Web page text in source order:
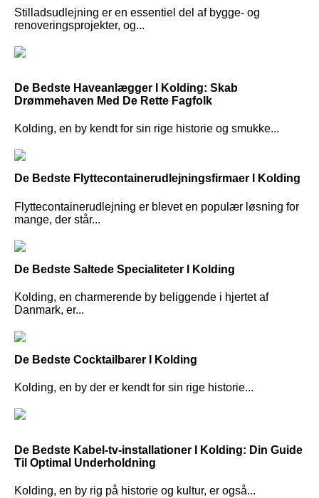
Stilladsudlejning er en essentiel del af bygge- og
renoveringsprojekter, og...
De Bedste Haveanlægger I Kolding: Skab
Drømmehaven Med De Rette Fagfolk
Kolding, en by kendt for sin rige historie og smukke...
De Bedste Flyttecontainerudlejningsfirmaer I Kolding
Flyttecontainerudlejning er blevet en populær løsning for
mange, der står...
De Bedste Saltede Specialiteter I Kolding
Kolding, en charmerende by beliggende i hjertet af
Danmark, er...
De Bedste Cocktailbarer I Kolding
Kolding, en by der er kendt for sin rige historie...
De Bedste Kabel-tv-installationer I Kolding: Din Guide
Til Optimal Underholdning
Kolding, en by rig på historie og kultur, er også...